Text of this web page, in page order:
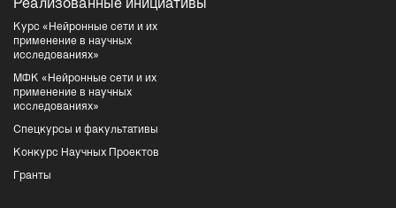
Реализованные инициативы
Курс «Нейронные сети и их
применение в научных
исследованиях»
МФК «Нейронные сети и их
применение в научных
исследованиях»
Спецкурсы и факультативы
Конкурс Научных Проектов
Гранты